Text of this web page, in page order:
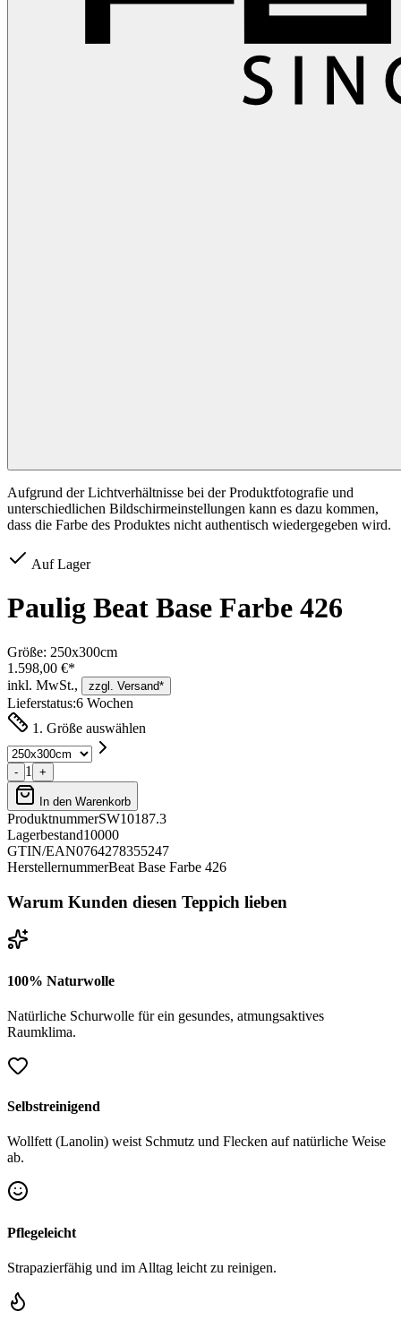
Aufgrund der Lichtverhältnisse bei der Produktfotografie und
unterschiedlichen Bildschirmeinstellungen kann es dazu kommen,
dass die Farbe des Produktes nicht authentisch wiedergegeben wird.
Auf Lager
Paulig Beat Base Farbe 426
Größe: 250x300cm
1.598,00 €*
inkl. MwSt.,
zzgl. Versand*
Lieferstatus:6 Wochen
1. Größe auswählen
- 1 +
In den Warenkorb
ProduktnummerSW10187.3
Lagerbestand10000
GTIN/EAN0764278355247
HerstellernummerBeat Base Farbe 426
Warum Kunden diesen Teppich lieben
100% Naturwolle
Natürliche Schurwolle für ein gesundes, atmungsaktives
Raumklima.
Selbstreinigend
Wollfett (Lanolin) weist Schmutz und Flecken auf natürliche Weise
ab.
Pflegeleicht
Strapazierfähig und im Alltag leicht zu reinigen.